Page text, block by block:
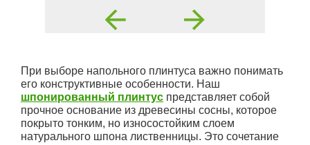
При выборе напольного плинтуса важно понимать
его конструктивные особенности. Наш
шпонированный плинтус представляет собой
прочное основание из древесины сосны, которое
покрыто тонким, но износостойким слоем
натурального шпона лиственницы. Это сочетание